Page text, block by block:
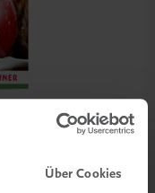
Über Cookies